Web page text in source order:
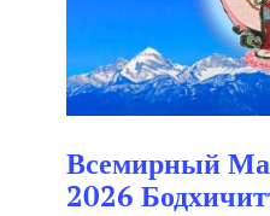
Всемирный
2026